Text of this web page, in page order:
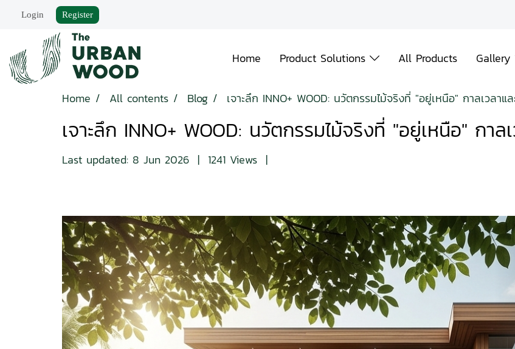
Login Register
Home Product Solutions All Products Gallery
Home All contents Blog เจาะลึก INNO+ WOOD: นวัตกรรมไม้จริงที่ "อยู่เหนือ" กาลเวลาแ
เจาะลึก INNO+ WOOD: นวัตกรรมไม้จริงที่ "อยู่เหนือ" กา
Last updated: 8 Jun 2026 | 1241 Views |